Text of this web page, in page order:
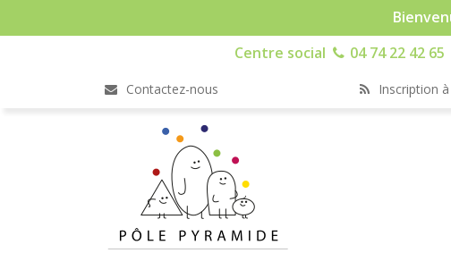
Centre social
04 74 22 42 65
Contactez-nous Inscription